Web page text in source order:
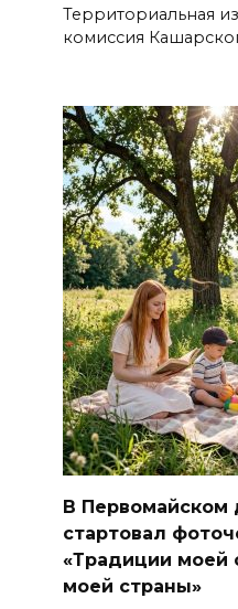
Территориальная
комиссия
В Первомайском
стартовал
«Традиции моей
моей страны»